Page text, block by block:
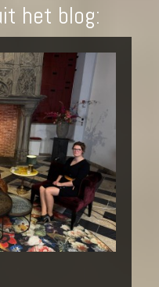
het blog: